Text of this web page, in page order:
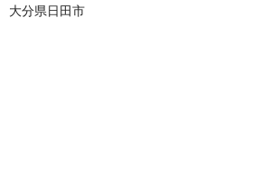
大分県日田市